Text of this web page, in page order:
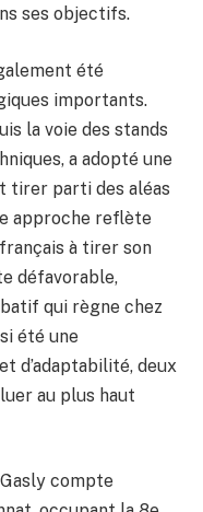
ses objectifs.
été
importants.
la voie des stands
a adopté une
tirer parti des aléas
approche reflète
à tirer son
défavorable,
qui règne chez
été une
d’adaptabilité, deux
au plus haut
compte